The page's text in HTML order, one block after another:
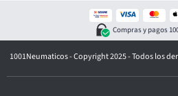
n
Compras y pagos
1001Neumaticos - Copyright 2025 - Todos los